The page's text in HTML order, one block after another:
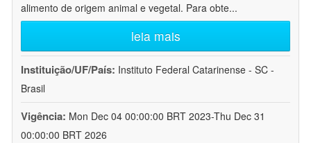
alimento de origem animal e vegetal. Para obte...
leia mais
Instituição/UF/País: Instituto Federal Catarinense - SC -
Brasil
Vigência: Mon Dec 04 00:00:00 BRT 2023-Thu Dec 31
00:00:00 BRT 2026